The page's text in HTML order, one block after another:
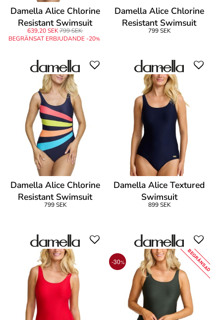
Damella Alice Chlorine
Resistant Swimsuit
639,20 SEK799 SEK
BEGRÄNSAT ERBJUDANDE -20%
Damella Alice Chlorine
Resistant Swimsuit
799 SEK
Damella Alice Chlorine
Resistant Swimsuit
799 SEK
Damella Alice Textured
Swimsuit
899 SEK
-30% BEGRÄNSAD